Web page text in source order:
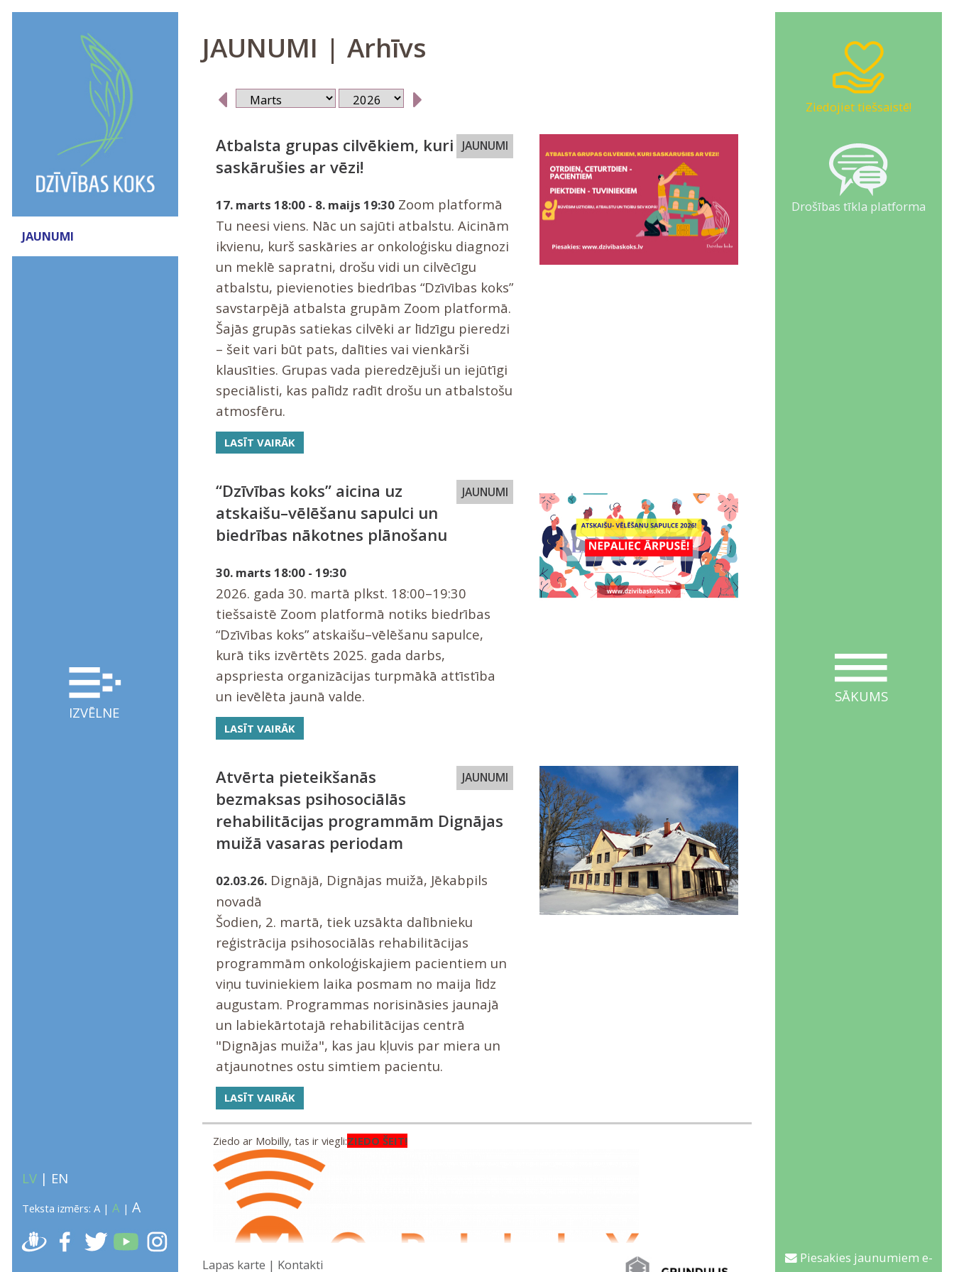
Ziedojiet tiešsaistē!
Drošības tīkla platforma
SĀKUMS
Piesakies jaunumiem e-
JAUNUMI
IZVĒLNE
LV| EN
Teksta izmērs: A| A | A
JAUNUMI | Arhīvs
JAUNUMI
Atbalsta grupas cilvēkiem, kuri
saskārušies ar vēzi!
17. marts 18:00 - 8. maijs 19:30Zoom platformā
Tu neesi viens. Nāc un sajūti atbalstu. Aicinām
ikvienu, kurš saskāries ar onkoloģisku diagnozi
un meklē sapratni, drošu vidi un cilvēcīgu
atbalstu, pievienoties biedrības “Dzīvības koks”
savstarpējā atbalsta grupām Zoom platformā.
Šajās grupās satiekas cilvēki ar līdzīgu pieredzi
– šeit vari būt pats, dalīties vai vienkārši
klausīties. Grupas vada pieredzējuši un iejūtīgi
speciālisti, kas palīdz radīt drošu un atbalstošu
atmosfēru.
LASĪT VAIRĀK
JAUNUMI
“Dzīvības koks” aicina uz
atskaišu–vēlēšanu sapulci un
biedrības nākotnes plānošanu
30. marts 18:00 - 19:30
2026. gada 30. martā plkst. 18:00–19:30
tiešsaistē Zoom platformā notiks biedrības
“Dzīvības koks” atskaišu–vēlēšanu sapulce,
kurā tiks izvērtēts 2025. gada darbs,
apspriesta organizācijas turpmākā attīstība
un ievēlēta jaunā valde.
LASĪT VAIRĀK
JAUNUMI
Atvērta pieteikšanās
bezmaksas psihosociālās
rehabilitācijas programmām Dignājas
muižā vasaras periodam
02.03.26.Dignājā, Dignājas muižā, Jēkabpils
novadā
Šodien, 2. martā, tiek uzsākta dalībnieku
reģistrācija psihosociālās rehabilitācijas
programmām onkoloģiskajiem pacientiem un
viņu tuviniekiem laika posmam no maija līdz
augustam. Programmas norisināsies jaunajā
un labiekārtotajā rehabilitācijas centrā
"Dignājas muiža", kas jau kļuvis par miera un
atjaunotnes ostu simtiem pacientu.
LASĪT VAIRĀK
Ziedo ar Mobilly, tas ir viegli:ZIEDO ŠEIT!
Lapas karte | Kontakti